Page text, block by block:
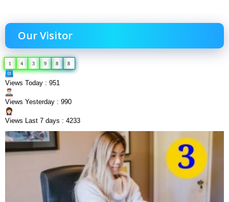
Our Visitor
1 4 3 9 8 8
Views Today : 951
Views Yesterday : 990
Views Last 7 days : 4233